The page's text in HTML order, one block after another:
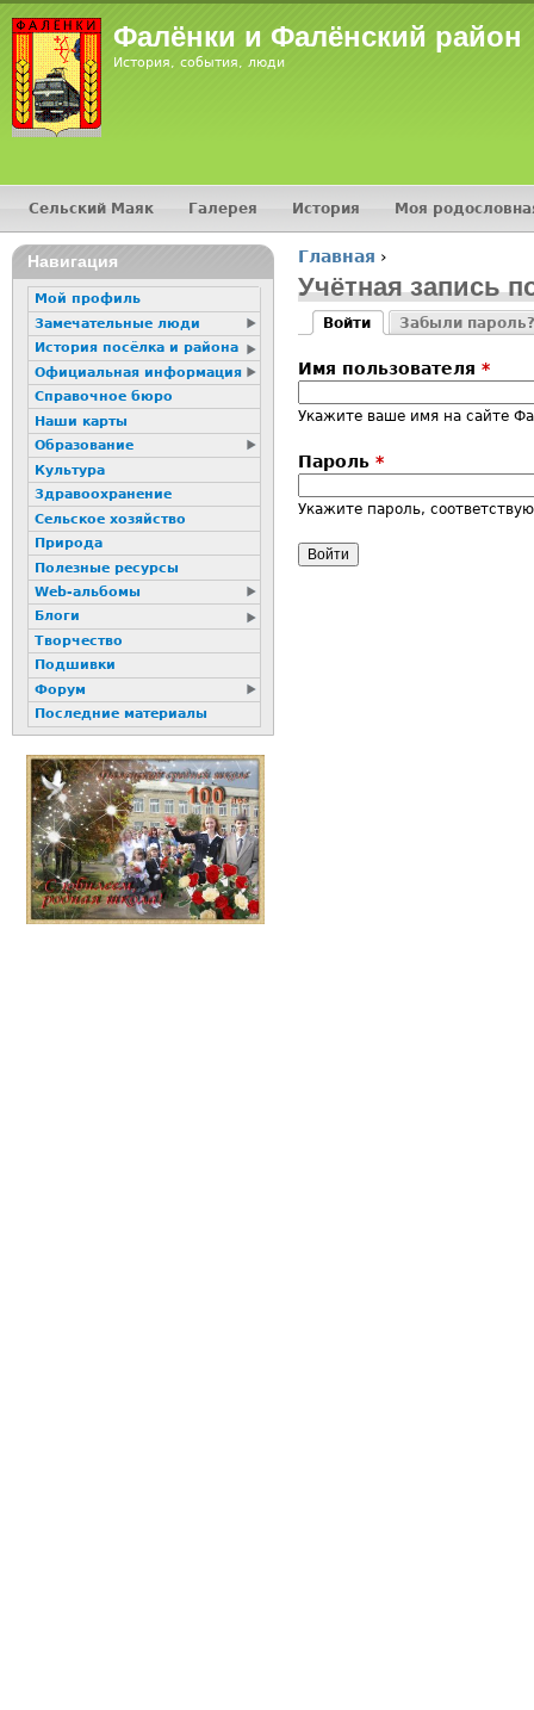
Фалёнки и Фалёнский район
История, события, люди
Вы здесь
Главная ›
Учётная запись
Главные
Войти
Забыли пароль?
Имя пользователя *
Укажите ваше имя на сайте
Пароль *
Укажите пароль,
Главное меню
Сельский Маяк Галерея История Моя
16+
Навигация
Мой профиль
Замечательные люди
История посёлка и района
Официальная информация
Справочное бюро
Наши карты
Образование
Культура
Здравоохранение
Сельское хозяйство
Природа
Полезные ресурсы
Web-альбомы
Блоги
Творчество
Подшивки
Форум
Последние материалы